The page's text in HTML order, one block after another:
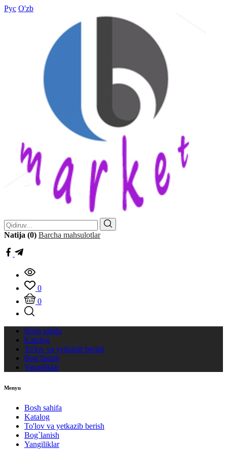
Рус O'zb
Natija (0) Barcha mahsulotlar
0
0
Bosh sahifa
Katalog
To'lov va yetkazib berish
Bog`lanish
Yangiliklar
Menyu
Bosh sahifa
Katalog
To'lov va yetkazib berish
Bog`lanish
Yangiliklar